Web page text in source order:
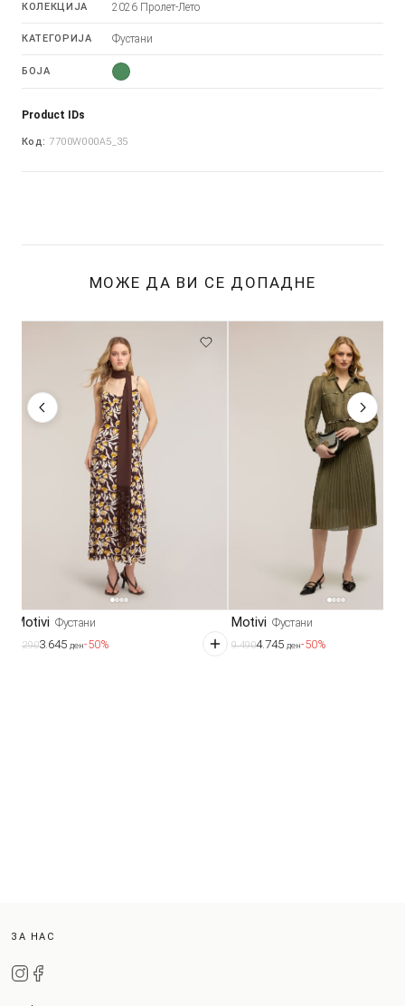
КОЛЕКЦИЈА 2026 Пролет-Лето
КАТЕГОРИЈА Фустани
БОЈА
Product IDs
Код: 7700W000A5_35
МОЖЕ ДА ВИ СЕ ДОПАДНЕ
Motivi Фустани
7.2903.645 ден-50%
Motivi Фустани
9.4904.745 ден-50%
ЗА НАС